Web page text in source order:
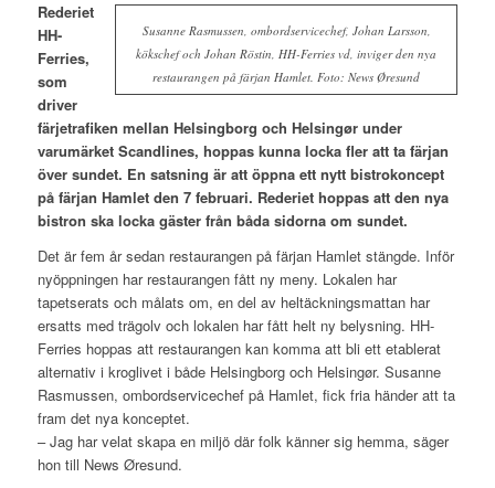
Susanne Rasmussen, ombordservicechef, Johan Larsson,
kökschef och Johan Röstin, HH-Ferries vd, inviger den nya
restaurangen på färjan Hamlet. Foto: News Øresund
Rederiet
HH-
Ferries,
som
driver
färjetrafiken mellan Helsingborg och Helsingør under
varumärket Scandlines, hoppas kunna locka fler att ta färjan
över sundet. En satsning är att öppna ett nytt bistrokoncept
på färjan Hamlet den 7 februari. Rederiet hoppas att den nya
bistron ska locka gäster från båda sidorna om sundet.
Det är fem år sedan restaurangen på färjan Hamlet stängde. Inför
nyöppningen har restaurangen fått ny meny. Lokalen har
tapetserats och målats om, en del av heltäckningsmattan har
ersatts med trägolv och lokalen har fått helt ny belysning. HH-
Ferries hoppas att restaurangen kan komma att bli ett etablerat
alternativ i kroglivet i både Helsingborg och Helsingør. Susanne
Rasmussen, ombordservicechef på Hamlet, fick fria händer att ta
fram det nya konceptet.
– Jag har velat skapa en miljö där folk känner sig hemma, säger
hon till News Øresund.